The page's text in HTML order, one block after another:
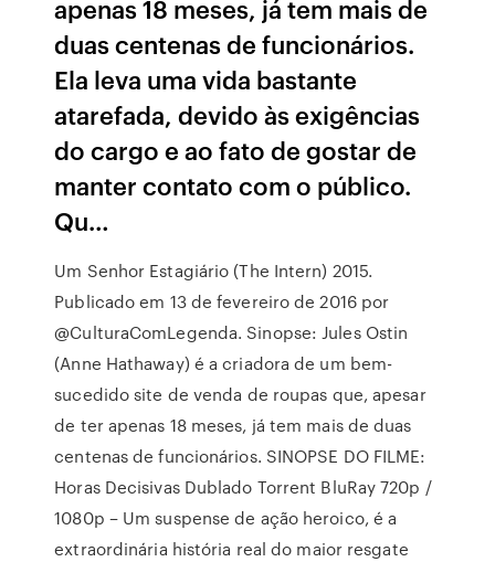
apenas 18 meses, já tem mais de
duas centenas de funcionários.
Ela leva uma vida bastante
atarefada, devido às exigências
do cargo e ao fato de gostar de
manter contato com o público.
Qu…
Um Senhor Estagiário (The Intern) 2015.
Publicado em 13 de fevereiro de 2016 por
@CulturaComLegenda. Sinopse: Jules Ostin
(Anne Hathaway) é a criadora de um bem-
sucedido site de venda de roupas que, apesar
de ter apenas 18 meses, já tem mais de duas
centenas de funcionários. SINOPSE DO FILME:
Horas Decisivas Dublado Torrent BluRay 720p /
1080p – Um suspense de ação heroico, é a
extraordinária história real do maior resgate